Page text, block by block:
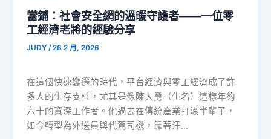
當鋪：社會安全網的溫暖守護者——一位零
工經濟老將的經驗分享
JUDY/26 2 月, 2026
在這個快速變遷的時代，平台經濟與零工經濟成了許
多人的生存支柱，尤其是像陳大勇（化名）這樣年約
六十的資深工作者。他過去在傳統產業打滾半輩子，
如今轉型為外送員與代駕司機，靠著汗…